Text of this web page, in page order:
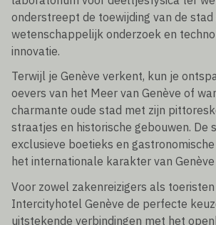
onderstreept de toewijding van de
wetenschappelijk onderzoek en
innovatie.
Terwijl je Genève verkent, kun je
oevers van het Meer van Genève of
charmante oude stad met zijn
straatjes en historische gebouwen. De
exclusieve boetieks en
het internationale karakter van
Voor zowel zakenreizigers als toeristen
Intercityhotel Genève de perfecte
uitstekende verbindingen met het